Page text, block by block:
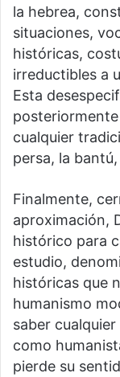
la hebrea,
situaciones,
históricas,
irreductibles a
Esta
cualquier
persa, la
Finalmente,
aproximación,
histórico para
estudio,
históricas que
humanismo
saber
como
pierde su